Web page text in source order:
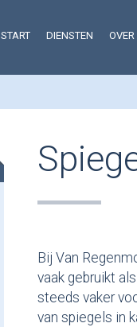
START DIENSTEN
Bij Van
vaak gebruikt
steeds vaker
van spiegels in